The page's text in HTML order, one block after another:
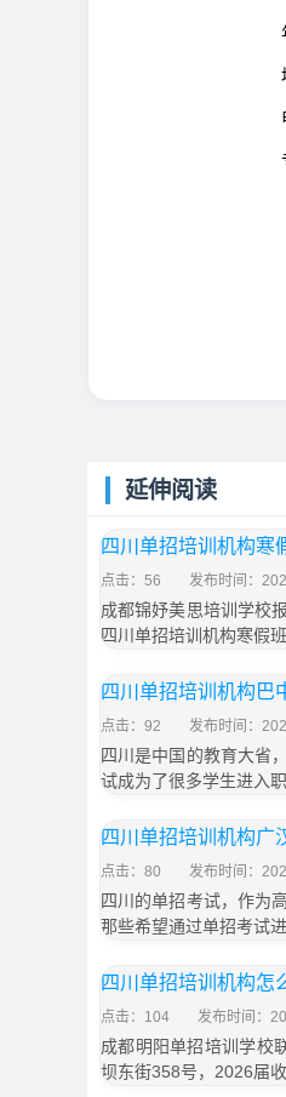
延伸阅读
四川单招培训机构寒
点击：56 发布时间：
成都锦妤美思培训学校
四川单招培训机构寒假
四川单招培训机构巴
点击：92 发布时间：
四川是中国的教育大省
试成为了很多学生进入
四川单招培训机构广
点击：80 发布时间：
四川的单招考试，作为
那些希望通过单招考试
四川单招培训机构怎
点击：104 发布时间：
成都明阳单招培训学校
坝东街358号，2026届